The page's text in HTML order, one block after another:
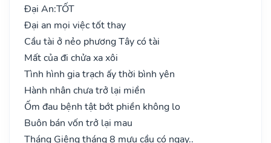
Đại An:TỐT
Đại an mọi việc tốt thay
Cầu tài ở nẻo phương Tây có tài
Mất của đi chửa xa xôi
Tình hình gia trạch ấy thời bình yên
Hành nhân chưa trở lại miền
Ốm đau bệnh tật bớt phiền không lo
Buôn bán vốn trở lại mau
Tháng Giêng tháng 8 mưu cầu có ngay..